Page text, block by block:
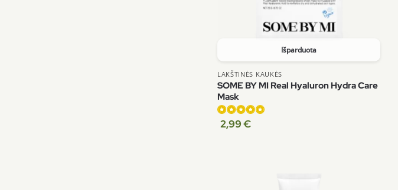
Išparduota
LAKŠTINĖS KAUKĖS
SOME BY MI Real Hyaluron Hydra Care
Mask
Įvertinimas:
2,99€